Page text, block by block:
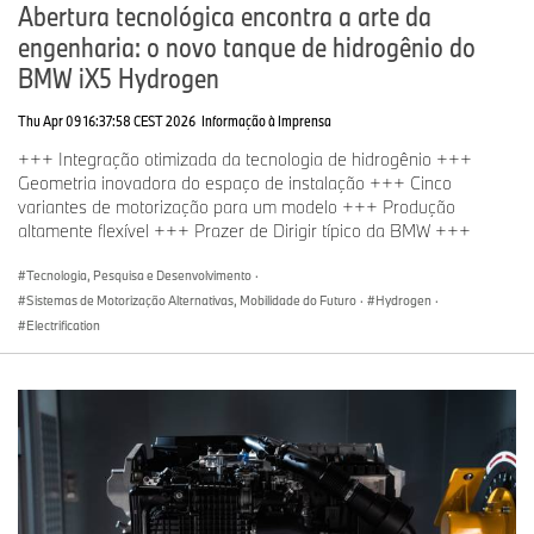
Para mais informações sobre a BMW do Brasil,clique aqui
Facebook(@BMWBrasil)
Youtube(@BMWTVBrasil)
X(@BMWBrasil)
Tik Tok(@bmwdobrasil)
Sobre o BMW Group
Com suas quatro marcas BMW, MINI, Rolls-Royce e BMW
Motorrad, o BMW Group é o principal fabricante premium de
automóveis e motocicletas do mundo e também fornece serviços
Abertura tecnológica encontra a arte da
engenharia: o novo tanque de hidrogênio do
BMW iX5 Hydrogen
Thu Apr 09 16:37:58 CEST 2026 Informação à Imprensa
+++ Integração otimizada da tecnologia de hidrogênio +++
Geometria inovadora do espaço de instalação +++ Cinco
variantes de motorização para um modelo +++ Produção
altamente flexível +++ Prazer de Dirigir típico da BMW +++
Tecnologia, Pesquisa e Desenvolvimento ·
Sistemas de Motorização Alternativas, Mobilidade do Futuro · Hydrogen ·
Electrification